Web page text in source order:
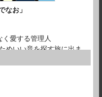
なお」
愛する管理人
めいい音を探す旅に出ま